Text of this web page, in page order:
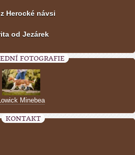
Herocké návsi
od Jezárek
FOTOGRAFIE
Lowick Minebea
KONTAKT